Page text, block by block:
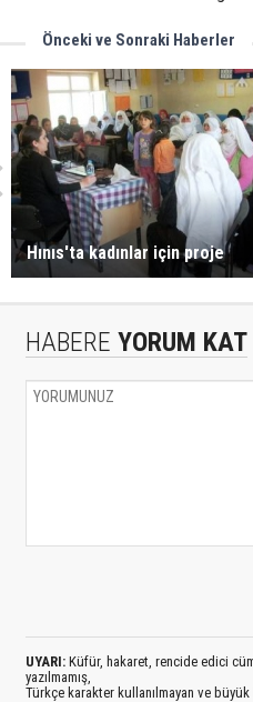
Önceki ve Sonraki Haberler
Hınıs'ta kadınlar için proje
HABERE YORUM KAT
UYARI: Küfür, hakaret, rencide edici
yazılmamış,
Türkçe karakter kullanılmayan ve büyük